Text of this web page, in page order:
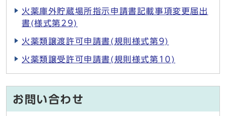
火薬庫外貯蔵場所指示申請書記載事項変更届出
書(様式第29)
火薬類譲渡許可申請書(規則様式第9)
火薬類譲受許可申請書(規則様式第10)
お問い合わせ